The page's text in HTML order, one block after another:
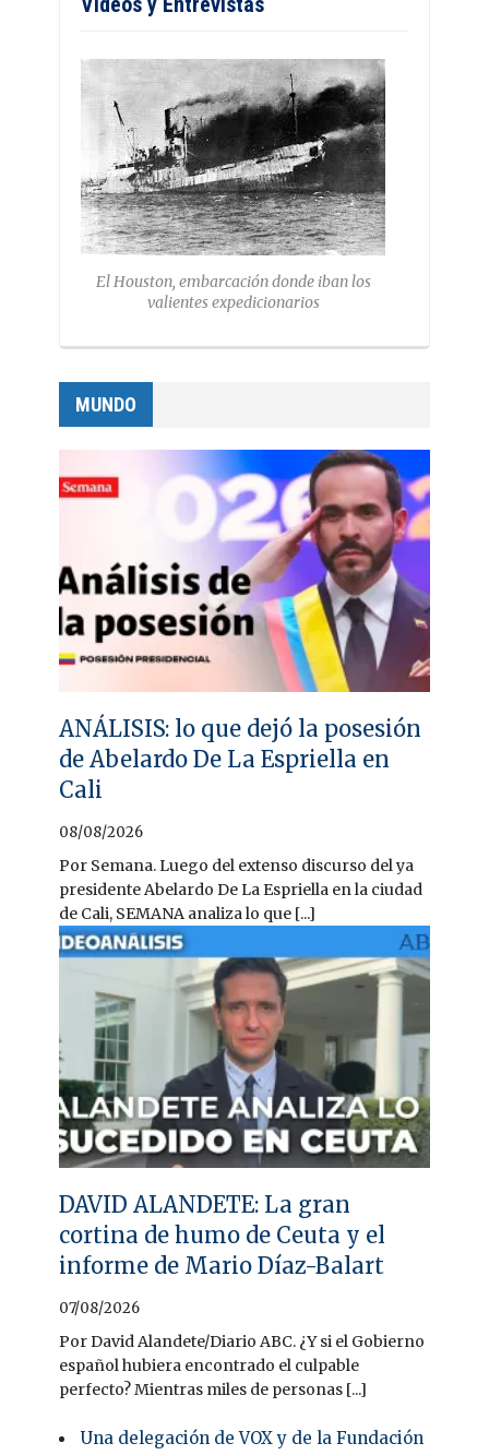
El Houston, embarcación donde iban los
valientes expedicionarios
MUNDO
ANÁLISIS: lo que dejó la posesión
de Abelardo De La Espriella en
Cali
08/08/2026
Por Semana. Luego del extenso discurso del ya
presidente Abelardo De La Espriella en la ciudad
de Cali, SEMANA analiza lo que [...]
DAVID ALANDETE: La gran
cortina de humo de Ceuta y el
informe de Mario Díaz-Balart
07/08/2026
Por David Alandete/Diario ABC. ¿Y si el Gobierno
español hubiera encontrado el culpable
perfecto? Mientras miles de personas [...]
Una delegación de VOX y de la Fundación